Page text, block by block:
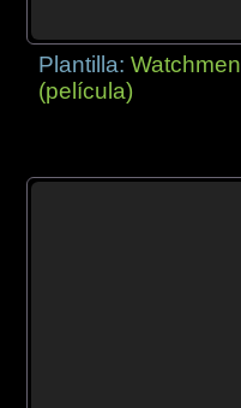
Plantilla:Watchmen
(película)